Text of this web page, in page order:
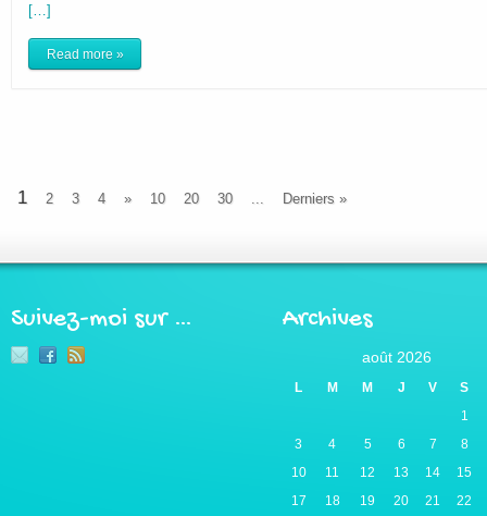
[…]
Read more »
1 2 3 4 » 10 20 30 Derniers »
Suivez-moi sur … Archives
août 2026
L M M J V S
1
3
4 5 6 7
8
10
11 12 13 14
15
17
18 19 20 21
22